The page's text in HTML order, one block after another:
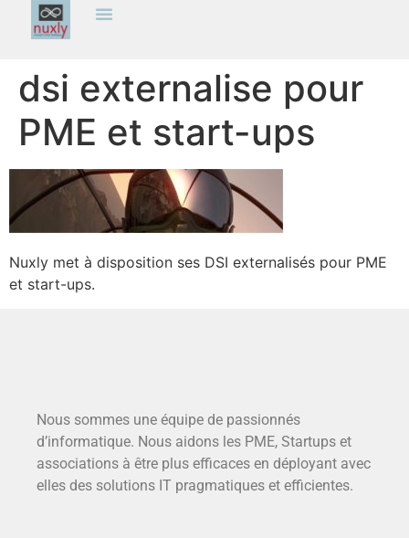
dsi externalise pour
PME et start-ups
Nuxly met à disposition ses DSI externalisés pour PME
et start-ups.
Nous sommes une équipe de passionnés
d’informatique. Nous aidons les PME, Startups et
associations à être plus efficaces en déployant avec
elles des solutions IT pragmatiques et efficientes.